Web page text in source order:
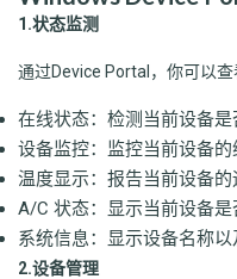
1.状态监测
通过Device Portal，你可以查
在线状态：检测当前设备是
设备监控：监控当前设备的
温度显示：报告当前设备的
A/C 状态：显示当前设备是
系统信息：显示设备名称以
2.设备管理